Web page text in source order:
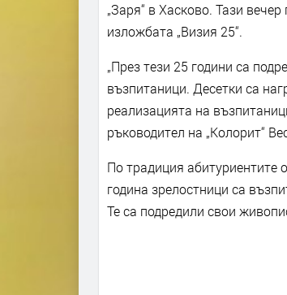
„Заря“ в Хасково. Тази
изложбата „Визия 25“.
„През тези 25 години са
възпитаници. Десетки са
реализацията на
ръководител на „Колорит“
По традиция абитуриентите
година зрелостници са
Те са подредили свои